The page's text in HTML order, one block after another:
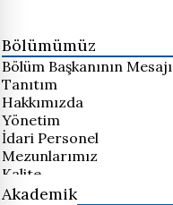
Bölümümüz
Bölüm Başkanının Mesajı
Tanıtım
Hakkımızda
Yönetim
İdari Personel
Mezunlarımız
Kalite
Akademik